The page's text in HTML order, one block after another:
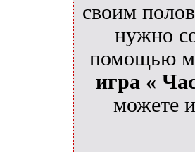
своим
нужно
помощью
игра «
можете